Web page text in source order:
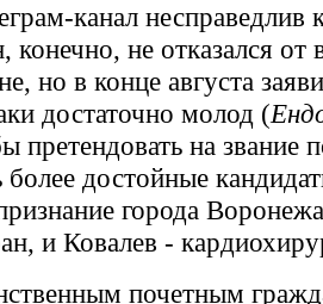
канал
не отказался от
но в конце августа
достаточно молод (
претендовать на звание
достойные
города
и Ковалев -
почетным